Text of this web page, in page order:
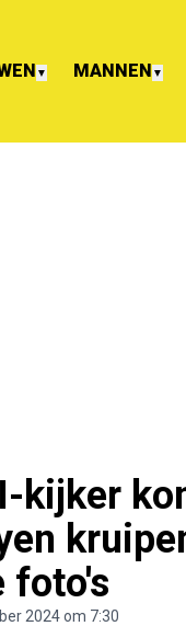
▼ MANNEN ▼
kijker
foto's
2024 om 7:30